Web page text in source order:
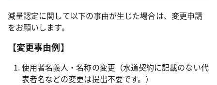
減量認定に関して以下の事由が生じた場合は、変更申請
をお願いします。
【変更事由例】
使用者名義人・名称の変更（水道契約に記載のない代
表者名などの変更は提出不要です。）